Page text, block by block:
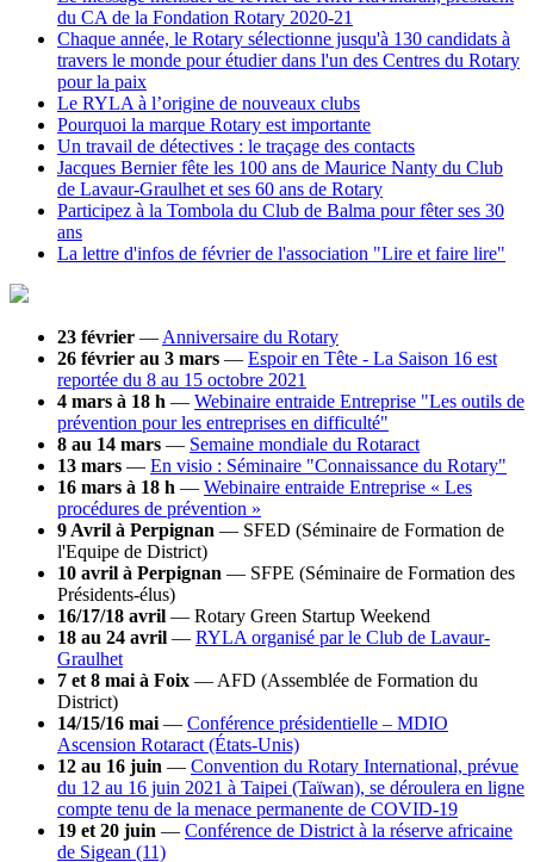
du CA de la Fondation Rotary 2020-21
Chaque année, le Rotary sélectionne jusqu'à 130 candidats à
travers le monde pour étudier dans l'un des Centres du Rotary
pour la paix
Le RYLA à l’origine de nouveaux clubs
Pourquoi la marque Rotary est importante
Un travail de détectives : le traçage des contacts
Jacques Bernier fête les 100 ans de Maurice Nanty du Club
de Lavaur-Graulhet et ses 60 ans de Rotary
Participez à la Tombola du Club de Balma pour fêter ses 30
ans
La lettre d'infos de février de l'association "Lire et faire lire"
23 février — Anniversaire du Rotary
26 février au 3 mars — Espoir en Tête - La Saison 16 est
reportée du 8 au 15 octobre 2021
4 mars à 18 h — Webinaire entraide Entreprise "Les outils de
prévention pour les entreprises en difficulté"
8 au 14 mars — Semaine mondiale du Rotaract
13 mars — En visio : Séminaire "Connaissance du Rotary"
16 mars à 18 h — Webinaire entraide Entreprise « Les
procédures de prévention »
9 Avril à Perpignan — SFED (Séminaire de Formation de
l'Equipe de District)
10 avril à Perpignan — SFPE (Séminaire de Formation des
Présidents-élus)
16/17/18 avril — Rotary Green Startup Weekend
18 au 24 avril — RYLA organisé par le Club de Lavaur-
Graulhet
7 et 8 mai à Foix — AFD (Assemblée de Formation du
District)
14/15/16 mai — Conférence présidentielle – MDIO
Ascension Rotaract (États-Unis)
12 au 16 juin — Convention du Rotary International, prévue
du 12 au 16 juin 2021 à Taipei (Taïwan), se déroulera en ligne
compte tenu de la menace permanente de COVID-19
19 et 20 juin — Conférence de District à la réserve africaine
de Sigean (11)